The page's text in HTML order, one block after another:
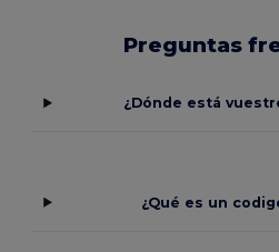
Preguntas
¿Dónde está
¿Qué es un